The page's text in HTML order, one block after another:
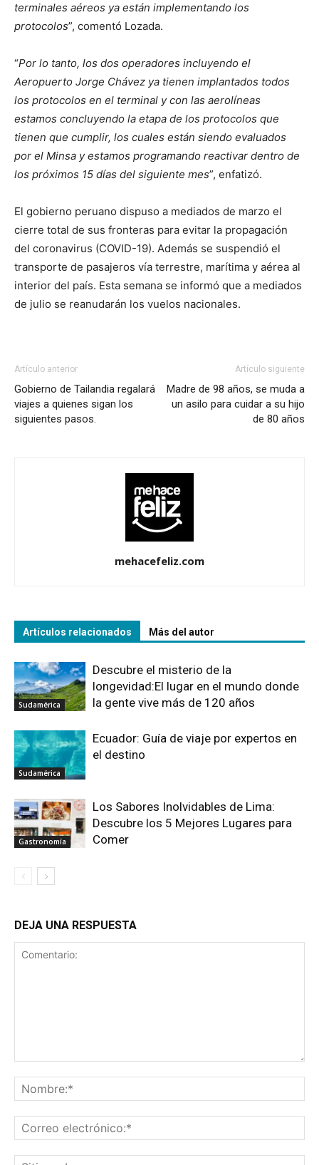
terminales aéreos ya están implementando los
protocolos”, comentó Lozada.
“Por lo tanto, los dos operadores incluyendo el
Aeropuerto Jorge Chávez ya tienen implantados todos
los protocolos en el terminal y con las aerolíneas
estamos concluyendo la etapa de los protocolos que
tienen que cumplir, los cuales están siendo evaluados
por el Minsa y estamos programando reactivar dentro de
los próximos 15 días del siguiente mes”, enfatizó.
El gobierno peruano dispuso a mediados de marzo el
cierre total de sus fronteras para evitar la propagación
del coronavirus (COVID-19). Además se suspendió el
transporte de pasajeros vía terrestre, marítima y aérea al
interior del país. Esta semana se informó que a mediados
de julio se reanudarán los vuelos nacionales.
Artículo anterior
Gobierno de Tailandia regalará
viajes a quienes sigan los
siguientes pasos.
Artículo siguiente
Madre de 98 años, se muda a
un asilo para cuidar a su hijo
de 80 años
mehacefeliz.com
Artículos relacionados Más del autor
Sudamérica
Descubre el misterio de la
longevidad:El lugar en el mundo donde
la gente vive más de 120 años
Sudamérica
Ecuador: Guía de viaje por expertos en
el destino
Gastronomía
Los Sabores Inolvidables de Lima:
Descubre los 5 Mejores Lugares para
Comer
DEJA UNA RESPUESTA